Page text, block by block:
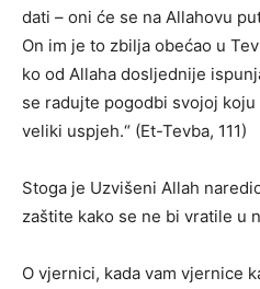
dati – oni će se na Allahovu
On im je to zbilja obećao u
ko od Allaha dosljednije
se radujte pogodbi svojoj
veliki uspjeh.“ (Et-Tevba, 111)
Stoga je Uzvišeni Allah
zaštite kako se ne bi vratile u
O vjernici, kada vam vjernice